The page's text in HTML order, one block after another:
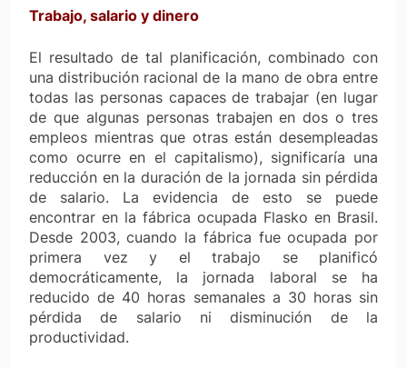
Trabajo, salario y dinero
El resultado de tal planificación, combinado con
una distribución racional de la mano de obra entre
todas las personas capaces de trabajar (en lugar
de que algunas personas trabajen en dos o tres
empleos mientras que otras están desempleadas
como ocurre en el capitalismo), significaría una
reducción en la duración de la jornada sin pérdida
de salario. La evidencia de esto se puede
encontrar en la fábrica ocupada Flasko en Brasil.
Desde 2003, cuando la fábrica fue ocupada por
primera vez y el trabajo se planificó
democráticamente, la jornada laboral se ha
reducido de 40 horas semanales a 30 horas sin
pérdida de salario ni disminución de la
productividad.